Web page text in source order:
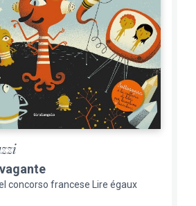
concorso francese Lire égaux